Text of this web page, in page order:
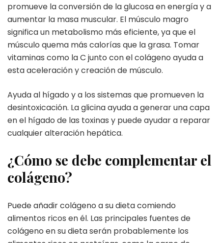
promueve la conversión de la glucosa en energía y a
aumentar la masa muscular. El músculo magro
significa un metabolismo más eficiente, ya que el
músculo quema más calorías que la grasa. Tomar
vitaminas como la C junto con el colágeno ayuda a
esta aceleración y creación de músculo.
Ayuda al hígado y a los sistemas que promueven la
desintoxicación. La glicina ayuda a generar una capa
en el hígado de las toxinas y puede ayudar a reparar
cualquier alteración hepática.
¿Cómo se debe complementar el
colágeno?
Puede añadir colágeno a su dieta comiendo
alimentos ricos en él. Las principales fuentes de
colágeno en su dieta serán probablemente los